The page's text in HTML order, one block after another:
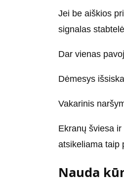
Jei be aiškios
signalas
Dar vienas
Dėmesys
Vakarinis
Ekranų šviesa
atsikeliama taip
Nauda